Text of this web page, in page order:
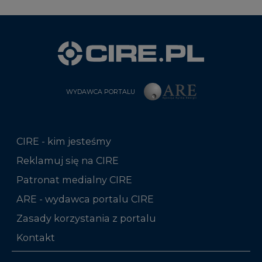
WYDAWCA PORTALU
CIRE - kim jesteśmy
Reklamuj się na CIRE
Patronat medialny CIRE
ARE - wydawca portalu CIRE
Zasady korzystania z portalu
Kontakt